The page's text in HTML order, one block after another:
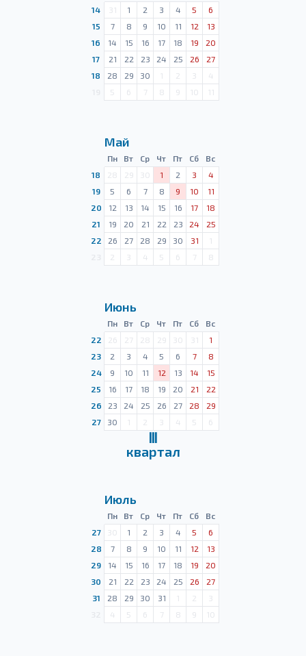
14
31 1 2 3 4 5
6
15
7 8 9 10 11 12
13
16
14 15 16 17 18 19
20
17
21 22 23 24 25 26
27
18
28 29 30 1 2 3
4
5 6 7 8 9 10 11
Май
Пн Вт Ср Чт Пт Сб
Вс
18
28 29 30 1 2 3
4
19
5 6 7 8 9 10
11
20
12 13 14 15 16 17
18
21
19 20 21 22 23 24
25
22
26 27 28 29 30 31
1
2 3 4 5 6 7 8
Июнь
Пн Вт Ср Чт Пт Сб
Вс
22
26 27 28 29 30 31
1
23
2 3 4 5 6 7
8
24
9 10 11 12 13 14
15
25
16 17 18 19 20 21
22
26
23 24 25 26 27 28
29
27
30 1 2 3 4 5 6
Ⅲ
квартал
Июль
Пн Вт Ср Чт Пт Сб
Вс
27
30 1 2 3 4 5
6
28
7 8 9 10 11 12
13
29
14 15 16 17 18 19
20
30
21 22 23 24 25 26
27
31
28 29 30 31 1 2
3
4 5 6 7 8 9 10